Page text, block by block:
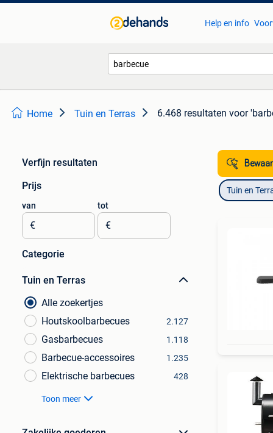
Help en info
Home Tuin en Terras 6.468 resultaten voor
Verfijn resultaten
Prijs
van
€
tot
€
Categorie
Tuin en Terras
Alle zoekertjes
Houtskoolbarbecues
2.127
Gasbarbecues 1.118
Barbecue-accessoires 1.235
Elektrische barbecues 428
Toon meer
Tuin en